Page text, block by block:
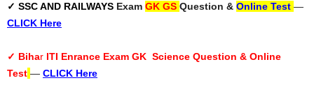
✓ SSC AND RAILWAYS Exam GK GS Question & Online Test —
CLICK Here
✓ Bihar ITI Enrance Exam GK Science Question & Online
Test — CLICK Here